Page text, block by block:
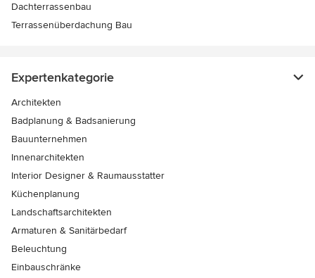
Dachterrassenbau
Terrassenüberdachung Bau
Expertenkategorie
Architekten
Badplanung & Badsanierung
Bauunternehmen
Innenarchitekten
Interior Designer & Raumausstatter
Küchenplanung
Landschaftsarchitekten
Armaturen & Sanitärbedarf
Beleuchtung
Einbauschränke